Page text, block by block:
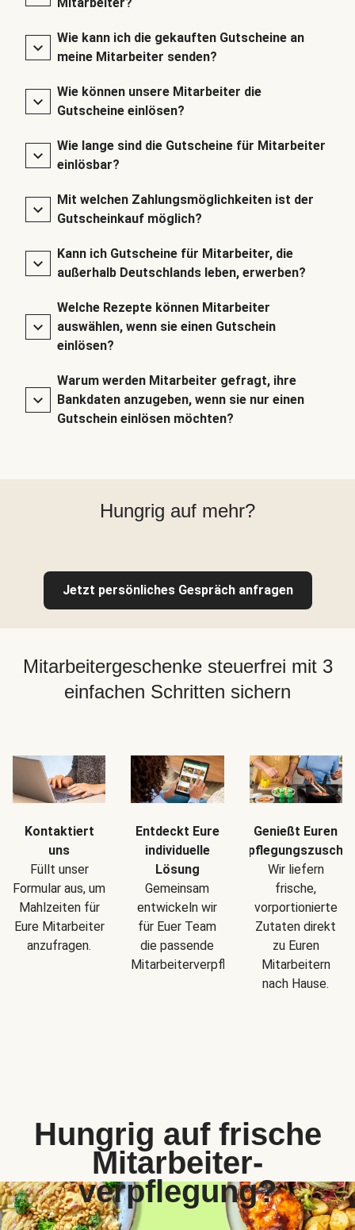
Wie kann ich die gekauften Gutscheine an
meine Mitarbeiter senden?
Wie können unsere Mitarbeiter die
Gutscheine einlösen?
Wie lange sind die Gutscheine für Mitarbeiter
einlösbar?
Mit welchen Zahlungsmöglichkeiten ist der
Gutscheinkauf möglich?
Kann ich Gutscheine für Mitarbeiter, die
außerhalb Deutschlands leben, erwerben?
Welche Rezepte können Mitarbeiter
auswählen, wenn sie einen Gutschein
einlösen?
Warum werden Mitarbeiter gefragt, ihre
Bankdaten anzugeben, wenn sie nur einen
Gutschein einlösen möchten?
Hungrig auf mehr?
Jetzt persönliches Gespräch anfragen
Mitarbeitergeschenke steuerfrei mit 3
einfachen Schritten sichern
Kontaktiert
uns
Füllt unser
Formular aus, um
Mahlzeiten für
Eure Mitarbeiter
anzufragen.
Entdeckt Eure
individuelle
Lösung
Gemeinsam
entwickeln wir
für Euer Team
die passende
Mitarbeiterverpflegung.
Genießt Euren
Wir liefern
frische,
vorportionierte
Zutaten direkt
zu Euren
Mitarbeitern
nach Hause.
Hungrig auf frische
Mitarbeiter-
verpflegung?